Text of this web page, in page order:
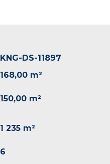
KNG-DS-11897
168,00 m²
150,00 m²
1 235 m²
6